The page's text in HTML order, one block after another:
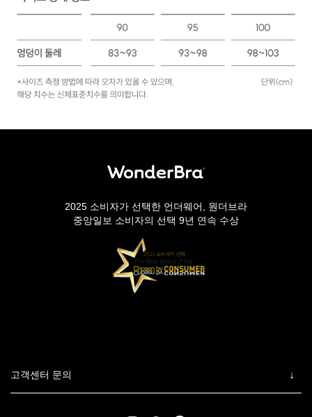
2025 소비자가 선택한 언더웨어, 원더브라
중앙일보 소비자의 선택 9년 연속 수상
고객센터 문의